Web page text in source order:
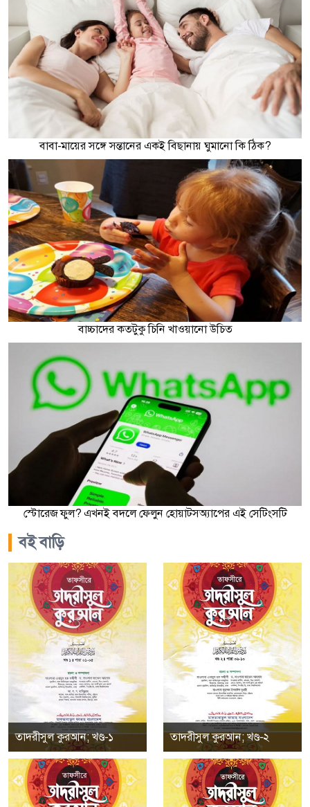
বাবা-মায়ের সঙ্গে সন্তানের একই বিছানায় ঘুমানো কি ঠিক?
বাচ্চাদের কতটুকু চিনি খাওয়ানো উচিত
স্টোরেজ ফুল? এখনই বদলে ফেলুন হোয়াটসঅ্যাপের এই সেটিংসটি
বই বাড়ি
তাদরীসুল কুরআন; খণ্ড-১ তাদরীসুল কুরআন; খণ্ড-২